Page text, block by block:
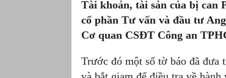
Tài khoản, tài sản của bị can
cổ phần Tư vấn và đầu tư
Cơ quan CSĐT Công an
Trước đó một số tờ báo đã